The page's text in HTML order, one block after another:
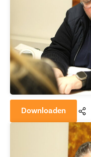
Downloaden